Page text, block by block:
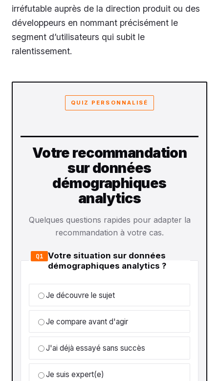
irréfutable auprès de la direction produit ou des
développeurs en nommant précisément le
segment d’utilisateurs qui subit le
ralentissement.
QUIZ PERSONNALISÉ
Votre recommandation
sur données
démographiques
analytics
Quelques questions rapides pour adapter la
recommandation à votre cas.
Q1 Votre situation sur données
démographiques analytics ?
Je découvre le sujet
Je compare avant d'agir
J'ai déjà essayé sans succès
Je suis expert(e)